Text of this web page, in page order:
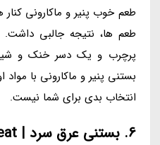
طعم خوب پنیر و ماکارونی
طعم ها، نتیجه جالبی
پرچرب و یک دسر خنک و
بستنی پنیر و ماکارونی با
انتخاب بدی برای شما نیست.
6. بستنی عرق سرد | Cold Sweat